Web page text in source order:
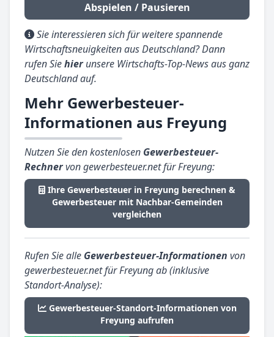
Abspielen / Pausieren
Sie interessieren sich für weitere spannende
Wirtschaftsneuigkeiten aus Deutschland? Dann
rufen Siehierunsere Wirtschafts-Top-News aus ganz
Deutschland auf.
Mehr Gewerbesteuer-
Informationen aus Freyung
Nutzen Sie den kostenlosen Gewerbesteuer-
Rechnervon gewerbesteuer.net für Freyung:
Ihre Gewerbesteuer in Freyung berechnen &
Gewerbesteuer mit Nachbar-Gemeinden
vergleichen
Rufen Sie alle Gewerbesteuer-Informationen von
gewerbesteuer.net für Freyung ab (inklusive
Standort-Analyse):
Gewerbesteuer-Standort-Informationen von
Freyung aufrufen